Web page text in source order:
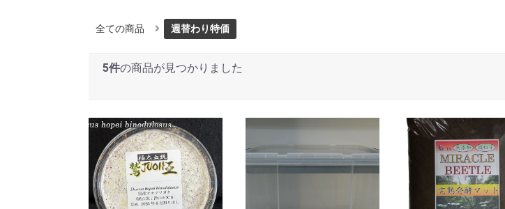
全ての商品 週替わり特価
5件の商品が見つかりました